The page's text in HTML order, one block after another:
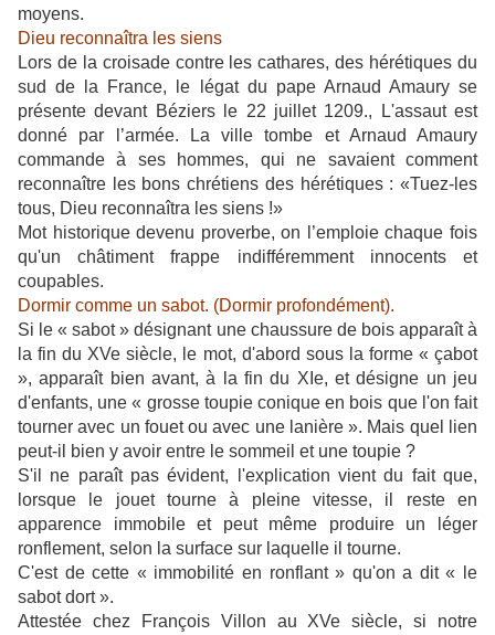
moyens.
Dieu reconnaîtra les siens
Lors de la croisade contre les cathares, des hérétiques du
sud de la France, le légat du pape Arnaud Amaury se
présente devant Béziers le 22 juillet 1209., L'assaut est
donné par l’armée. La ville tombe et Arnaud Amaury
commande à ses hommes, qui ne savaient comment
reconnaître les bons chrétiens des hérétiques : «Tuez-les
tous, Dieu reconnaîtra les siens !»
Mot historique devenu proverbe, on l’emploie chaque fois
qu'un châtiment frappe indifféremment innocents et
coupables.
Dormir comme un sabot. (Dormir profondément).
Si le « sabot » désignant une chaussure de bois apparaît à
la fin du XVe siècle, le mot, d'abord sous la forme « çabot
», apparaît bien avant, à la fin du XIe, et désigne un jeu
d'enfants, une « grosse toupie conique en bois que l'on fait
tourner avec un fouet ou avec une lanière ». Mais quel lien
peut-il bien y avoir entre le sommeil et une toupie ?
S'il ne paraît pas évident, l'explication vient du fait que,
lorsque le jouet tourne à pleine vitesse, il reste en
apparence immobile et peut même produire un léger
ronflement, selon la surface sur laquelle il tourne.
C'est de cette « immobilité en ronflant » qu'on a dit « le
sabot dort ».
Attestée chez François Villon au XVe siècle, si notre